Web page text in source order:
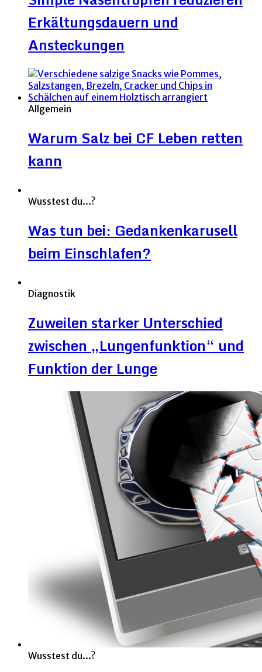
Erkältungsdauern und
Ansteckungen
Allgemein
Warum Salz bei CF Leben retten
kann
Wusstest du...?
Was tun bei: Gedankenkarusell
beim Einschlafen?
Diagnostik
Zuweilen starker Unterschied
zwischen „Lungenfunktion“ und
Funktion der Lunge
Wusstest du...?